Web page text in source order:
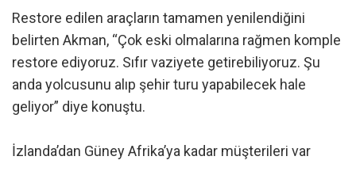
Restore edilen araçların tamamen yenilendiğini
belirten Akman, “Çok eski olmalarına rağmen komple
restore ediyoruz. Sıfır vaziyete getirebiliyoruz. Şu
anda yolcusunu alıp şehir turu yapabilecek hale
geliyor” diye konuştu.
İzlanda’dan Güney Afrika’ya kadar müşterileri var